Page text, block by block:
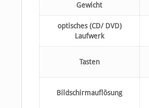
Gewicht
optisches (CD/ DVD)
Laufwerk
Tasten
Bildschirmauflösung